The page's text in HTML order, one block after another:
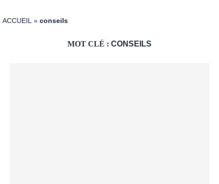
ACCUEIL » conseils
MOT CLÉ : CONSEILS